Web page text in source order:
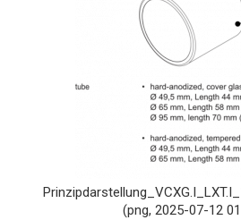
(png, 2025-07-12